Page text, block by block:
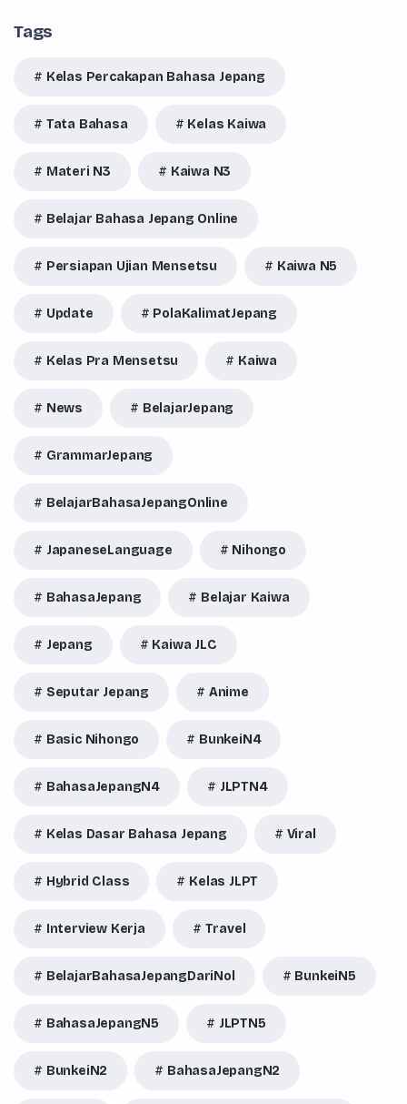
Tags
Kelas Percakapan Bahasa Jepang
Tata Bahasa Kelas Kaiwa
Materi N3 Kaiwa N3
Belajar Bahasa Jepang Online
Persiapan Ujian Mensetsu Kaiwa N5
Update PolaKalimatJepang
Kelas Pra Mensetsu Kaiwa
News BelajarJepang
GrammarJepang
BelajarBahasaJepangOnline
JapaneseLanguage Nihongo
BahasaJepang Belajar Kaiwa
Jepang Kaiwa JLC
Seputar Jepang Anime
Basic Nihongo BunkeiN4
BahasaJepangN4 JLPTN4
Kelas Dasar Bahasa Jepang Viral
Hybrid Class Kelas JLPT
Interview Kerja Travel
BelajarBahasaJepangDariNol BunkeiN5
BahasaJepangN5 JLPTN5
BunkeiN2 BahasaJepangN2